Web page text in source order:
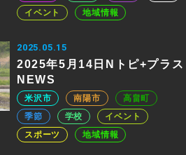
イベント
地域情報
2025.05.15
2025年5月14日Nトピ+プラス
NEWS
米沢市 南陽市
高畠町
季節
学校
イベント
スポーツ
地域情報